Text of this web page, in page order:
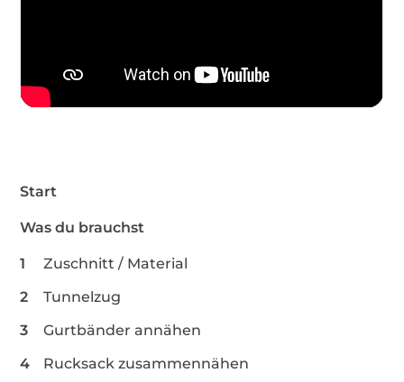
Start
Was du brauchst
Zuschnitt / Material
Tunnelzug
Gurtbänder annähen
Rucksack zusammennähen